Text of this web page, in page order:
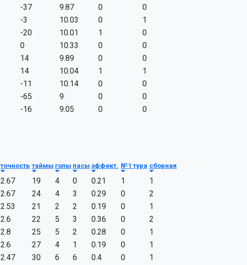
-37 9.87 0
0
-3 10.03 0
1
-20 10.01 1
0
0 10.33 0
0
14 9.89 0
0
14 10.04 1
1
-11 10.14 0
0
-65 9 0
0
-16 9.05 0 0
точность таймы голы пасы эффект. №1 тура сборная
2.67 19 4 0 0.21 1
1
2.67 24 4 3 0.29 0
2
2.53 21 2 2 0.19 0
1
2.6 22 5 3 0.36 0
2
2.8 25 5 2 0.28 0
1
2.6 27 4 1 0.19 0
1
2.47 30 6 6 0.4 0
1